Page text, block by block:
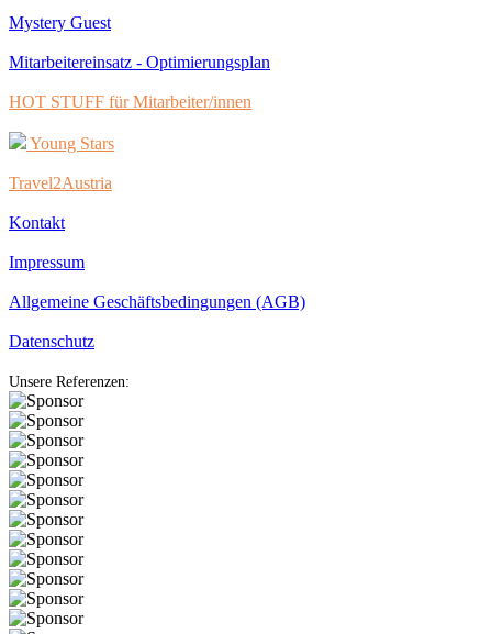
Mystery Guest
Mitarbeitereinsatz - Optimierungsplan
HOT STUFF für Mitarbeiter/innen
Young Stars
Travel2Austria
Kontakt
Impressum
Allgemeine Geschäftsbedingungen (AGB)
Datenschutz
Unsere Referenzen: